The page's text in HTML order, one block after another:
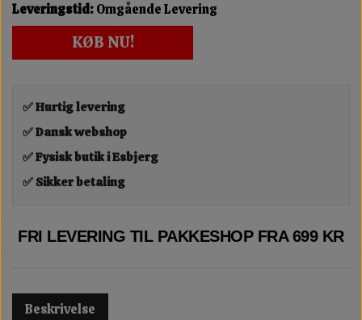
Leveringstid:Omgående Levering
KØB NU!
✅ Hurtig levering
✅ Dansk webshop
✅ Fysisk butik i Esbjerg
✅ Sikker betaling
FRI LEVERING TIL PAKKESHOP FRA 699 KR
Beskrivelse